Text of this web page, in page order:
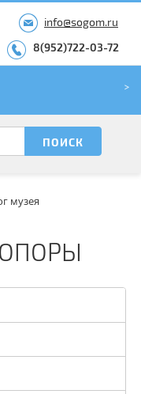
info@sogom.ru
8(952)722-03-72
музея